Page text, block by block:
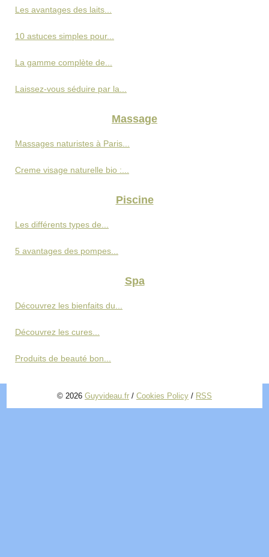
Les avantages des laits...
10 astuces simples pour...
La gamme complète de...
Laissez-vous séduire par la...
Massage
Massages naturistes à Paris...
Creme visage naturelle bio :...
Piscine
Les différents types de...
5 avantages des pompes...
Spa
Découvrez les bienfaits du...
Découvrez les cures...
Produits de beauté bon...
© 2026 Guyvideau.fr / Cookies Policy / RSS